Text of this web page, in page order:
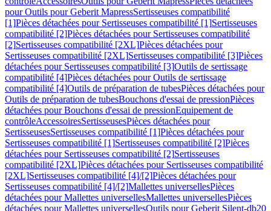
pour Outils pour Geberit MapressSertisseuses compatibilité
[1]Pièces détachées pour Sertisseuses compatibilité [1]Sertisseuses
compatibilité [2]Pièces détachées pour Sertisseuses compatibilité
[2]Sertisseuses compatibilité [2XL]Pièces détachées pour
Sertisseuses compatibilité [2XL]Sertisseuses compatibilité [3]Pièces
détachées pour Sertisseuses compatibilité [3]Outils de sertissage
compatibilité [4]Pièces détachées pour Outils de sertissage
compatibilité [4]Outils de préparation de tubesPièces détachées pour
Outils de préparation de tubesBouchons d'essai de pressionPièces
détachées pour Bouchons d'essai de pressionEquipement de
contrôleAccessoiresSertisseusesPièces détachées pour
SertisseusesSertisseuses compatibilité [1]Pièces détachées pour
Sertisseuses compatibilité [1]Sertisseuses compatibilité [2]Pièces
détachées pour Sertisseuses compatibilité [2]Sertisseuses
compatibilité [2XL]Pièces détachées pour Sertisseuses compatibilité
[2XL]Sertisseuses compatibilité [4]/[2]Pièces détachées pour
Sertisseuses compatibilité [4]/[2]Mallettes universellesPièces
détachées pour Mallettes universellesMallettes universellesPièces
détachées pour Mallettes universellesOutils pour Geberit Silent-db20